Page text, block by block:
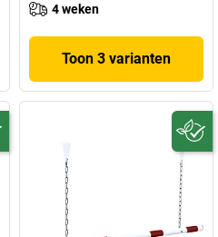
4 weken
Toon 3 varianten